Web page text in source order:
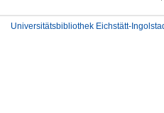
Universitätsbibliothek Eichstätt-